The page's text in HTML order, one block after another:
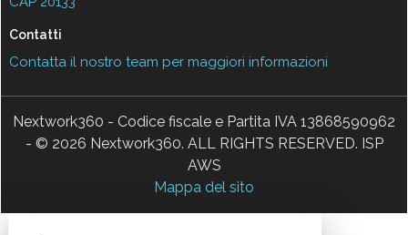
Contatti
Contatta il nostro team per maggiori informazioni
Nextwork360 - Codice fiscale e Partita IVA 13868590962
- © 2026 Nextwork360. ALL RIGHTS RESERVED. ISP
AWS
Mappa del sito